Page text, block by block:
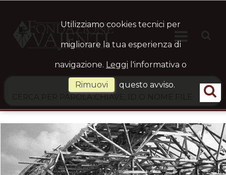
Ste HOME
ARCHIVIO
LOGIN
Utilizziamo cookies tecnici per
migliorare la tua esperienza di
navigazione. Leggi l'informativa o
Rimuovi questo avviso.